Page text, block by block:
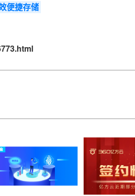
便捷存储